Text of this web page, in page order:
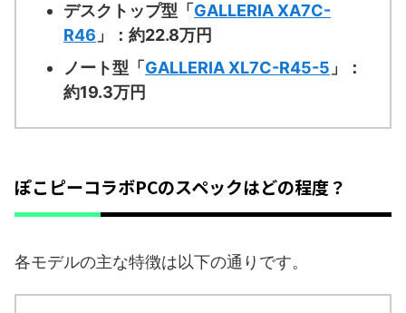
デスクトップ型「 GALLERIA XA7C-
R46 」：約22.8万円
ノート型「 GALLERIA XL7C-R45-5 」：
約19.3万円
ぽこピーコラボPCのスペックはどの程度？
各モデルの主な特徴は以下の通りです。